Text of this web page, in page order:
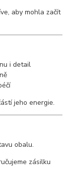
aby mohla začít
i detail
jeho energie.
obalu.
zásilku